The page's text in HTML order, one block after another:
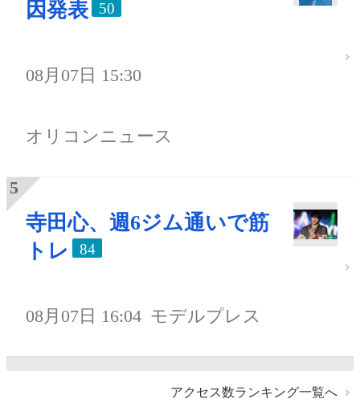
因発表
50
08月07日 15:30
オリコンニュース
寺田心、週6ジム通いで筋
トレ
84
08月07日 16:04 モデルプレス
アクセス数ランキング一覧へ